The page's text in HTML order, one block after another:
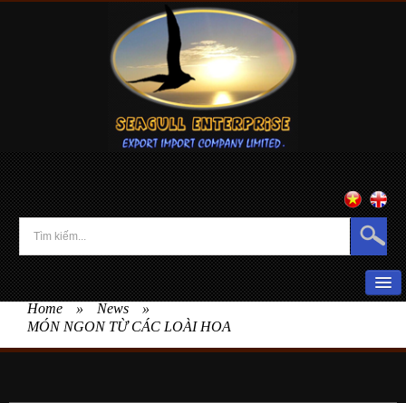
HOME
Home » News
»
MÓN NGON TỪ CÁC LOÀI HOA